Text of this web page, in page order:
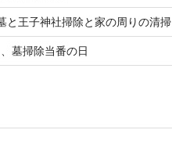
と王子神社掃除と家の周りの清掃
墓掃除当番の日